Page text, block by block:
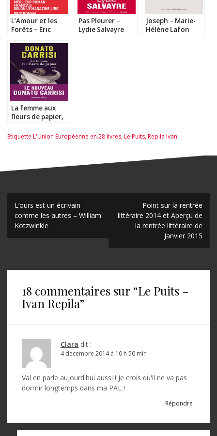
L’Amour et les
Forêts – Eric
Pas Pleurer –
Lydie Salvayre
Joseph – Marie-
Hélène Lafon
La femme aux
fleurs de papier,
Étiquette L'Union Européenne en 28 livres,Le Puits,Repila Ivan
N
v
g
’
L’ours est un écrivain
comme les autres – William
Kotzwinkle
Point sur la rentrée
littéraire 2014 et Aperçu de
la rentrée littéraire de
Janvier 2015
18 commentaires sur “Le Puits –
Ivan Repila”
Clara dit :
4 décembre 2014 à 10 h 50 min
Val en parle aujourd'hui aussi ! Je crois qu'il ne va pas
dormir longtemps dans ma PAL !
Répondre